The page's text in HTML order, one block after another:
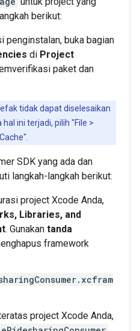
berikut:
penginstalan, buka bagian
di Project
paket dan
tidak dapat diselesaikan
ini terjadi, pilih "File >
SDK yang ada dan
langkah-langkah berikut:
project Xcode Anda,
Libraries, and
. Gunakan tanda
framework
project Xcode Anda,